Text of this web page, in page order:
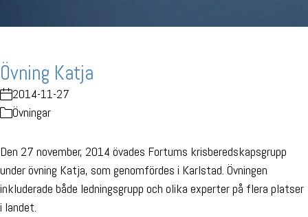
Övning Katja
2014-11-27
Övningar
Den 27 november, 2014 övades Fortums krisberedskapsgrupp
under övning Katja, som genomfördes i Karlstad. Övningen
inkluderade både ledningsgrupp och olika experter på flera platser
i landet.